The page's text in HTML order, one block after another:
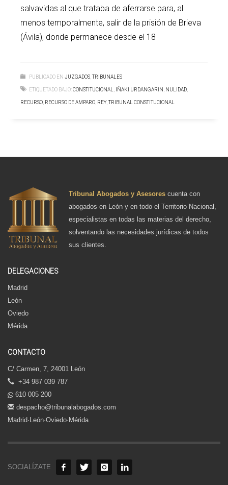
salvavidas al que trataba de aferrarse para, al
menos temporalmente, salir de la prisión de Brieva
(Ávila), donde permanece desde el 18
PUBLICADO EN JUZGADOS,TRIBUNALES
ETIQUETADO BAJO:CONSTITUCIONAL, IÑAKI URDANGARIN, NULIDAD,
RECURSO, RECURSO DE AMPARO, REY,TRIBUNAL CONSTITUCIONAL
Tribunal Abogados y Asesores cuenta con
abogados en León y en todo el Territorio Nacional,
especialistas en todas las materias del derecho,
solventando las necesidades jurídicas de todos
sus clientes.
DELEGACIONES
Madrid
León
Oviedo
Mérida
CONTACTO
C/ Carmen, 7, 24001 León
+34 987 039 787
610 005 200
despacho@tribunalabogados.com
Madrid·León·Oviedo·Mérida
SOCIALÍZATE